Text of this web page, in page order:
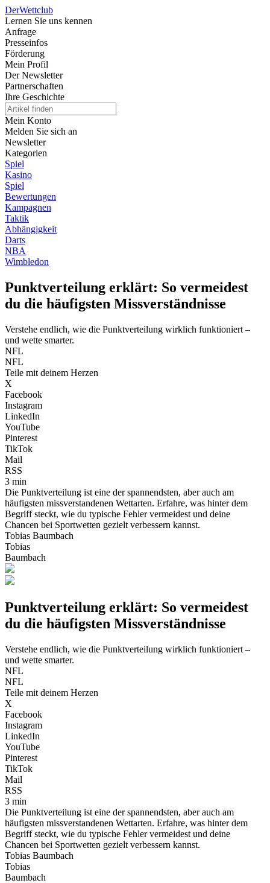
DerWettclub
Lernen Sie uns kennen
Anfrage
Presseinfos
Förderung
Mein Profil
Der Newsletter
Partnerschaften
Ihre Geschichte
Mein Konto
Melden Sie sich an
Newsletter
Kategorien
Spiel
Kasino
Spiel
Bewertungen
Kampagnen
Taktik
Abhängigkeit
Darts
NBA
Wimbledon
Punktverteilung erklärt: So vermeidest
du die häufigsten Missverständnisse
Verstehe endlich, wie die Punktverteilung wirklich funktioniert –
und wette smarter.
NFL
NFL
Teile mit deinem Herzen
X
Facebook
Instagram
LinkedIn
YouTube
Pinterest
TikTok
Mail
RSS
3 min
Die Punktverteilung ist eine der spannendsten, aber auch am
häufigsten missverstandenen Wettarten. Erfahre, was hinter dem
Begriff steckt, wie du typische Fehler vermeidest und deine
Chancen bei Sportwetten gezielt verbessern kannst.
Tobias Baumbach
Tobias
Baumbach
Punktverteilung erklärt: So vermeidest
du die häufigsten Missverständnisse
Verstehe endlich, wie die Punktverteilung wirklich funktioniert –
und wette smarter.
NFL
NFL
Teile mit deinem Herzen
X
Facebook
Instagram
LinkedIn
YouTube
Pinterest
TikTok
Mail
RSS
3 min
Die Punktverteilung ist eine der spannendsten, aber auch am
häufigsten missverstandenen Wettarten. Erfahre, was hinter dem
Begriff steckt, wie du typische Fehler vermeidest und deine
Chancen bei Sportwetten gezielt verbessern kannst.
Tobias Baumbach
Tobias
Baumbach